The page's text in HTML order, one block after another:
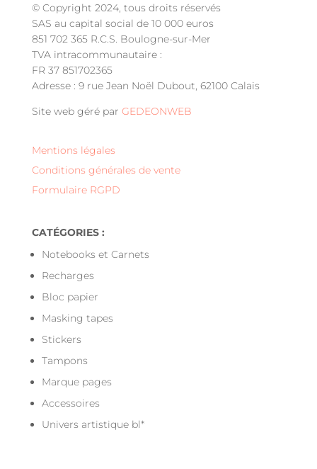
© Copyright 2024, tous droits réservés
SAS au capital social de 10 000 euros
851 702 365 R.C.S. Boulogne-sur-Mer
TVA intracommunautaire :
FR 37 851702365
Adresse : 9 rue Jean Noël Dubout, 62100 Calais
Site web géré par GEDEONWEB
Mentions légales
Conditions générales de vente
Formulaire RGPD
CATÉGORIES :
Notebooks et Carnets
Recharges
Bloc papier
Masking tapes
Stickers
Tampons
Marque pages
Accessoires
Univers artistique bl*